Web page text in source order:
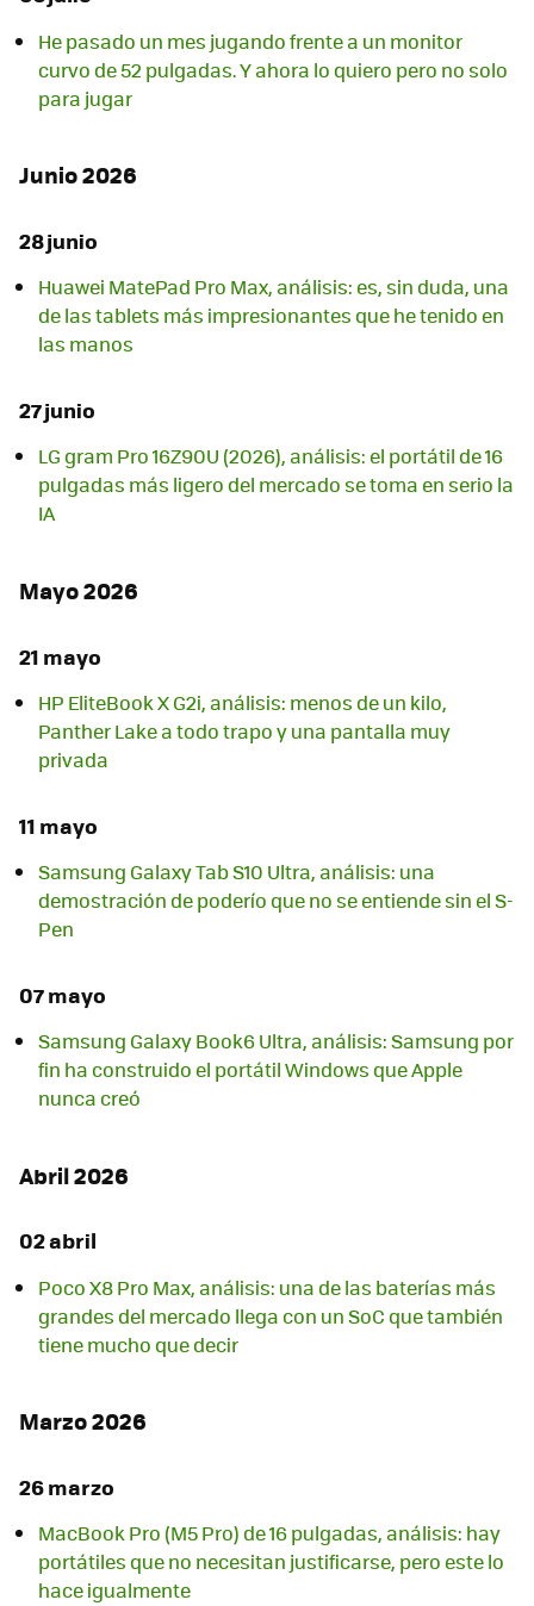
He pasado un mes jugando frente a un monitor
curvo de 52 pulgadas. Y ahora lo quiero pero no solo
para jugar
Junio 2026
28 junio
Huawei MatePad Pro Max, análisis: es, sin duda, una
de las tablets más impresionantes que he tenido en
las manos
27 junio
LG gram Pro 16Z90U (2026), análisis: el portátil de 16
pulgadas más ligero del mercado se toma en serio la
IA
Mayo 2026
21 mayo
HP EliteBook X G2i, análisis: menos de un kilo,
Panther Lake a todo trapo y una pantalla muy
privada
11 mayo
Samsung Galaxy Tab S10 Ultra, análisis: una
demostración de poderío que no se entiende sin el S-
Pen
07 mayo
Samsung Galaxy Book6 Ultra, análisis: Samsung por
fin ha construido el portátil Windows que Apple
nunca creó
Abril 2026
02 abril
Poco X8 Pro Max, análisis: una de las baterías más
grandes del mercado llega con un SoC que también
tiene mucho que decir
Marzo 2026
26 marzo
MacBook Pro (M5 Pro) de 16 pulgadas, análisis: hay
portátiles que no necesitan justificarse, pero este lo
hace igualmente